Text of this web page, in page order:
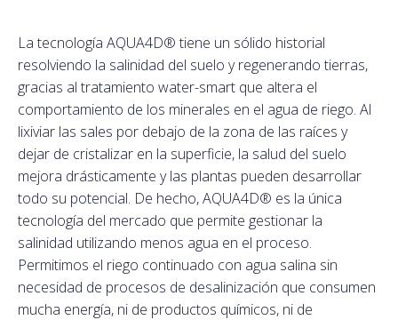
La tecnología AQUA4D® tiene un sólido historial
resolviendo la salinidad del suelo y regenerando tierras,
gracias al tratamiento water-smart que altera el
comportamiento de los minerales en el agua de riego. Al
lixiviar las sales por debajo de la zona de las raíces y
dejar de cristalizar en la superficie, la salud del suelo
mejora drásticamente y las plantas pueden desarrollar
todo su potencial. De hecho, AQUA4D® es la única
tecnología del mercado que permite gestionar la
salinidad utilizando menos agua en el proceso.
Permitimos el riego continuado con agua salina sin
necesidad de procesos de desalinización que consumen
mucha energía, ni de productos químicos, ni de